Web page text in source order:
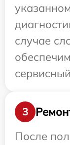
случае
3
После